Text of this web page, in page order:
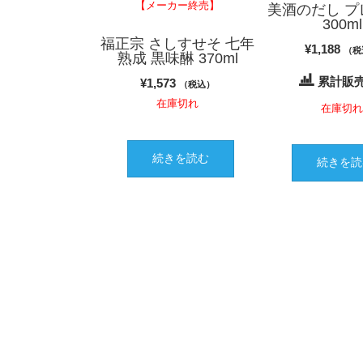
【メーカー終売】
福正宗 さしすせそ 七年
熟成 黒味醂 370ml
¥1,573 （税込）
在庫切れ
続きを読む
美酒のだし プ
300ml
¥1,188 （税
累計販
在庫切れ
続きを